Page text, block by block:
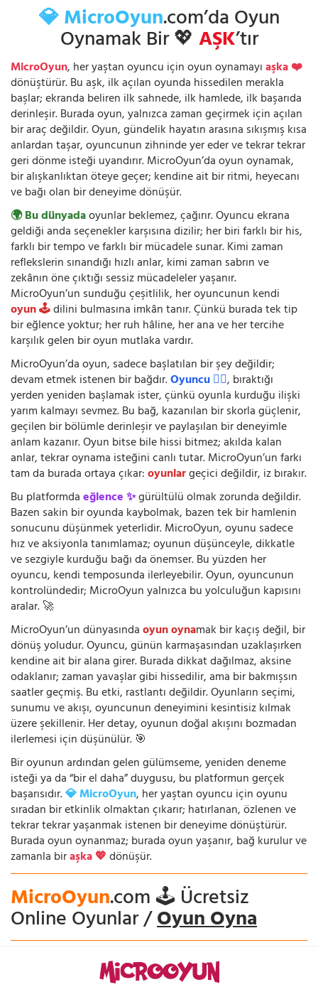
💎 MicroOyun.com’da Oyun
Oynamak Bir 💖AŞK’tır
MicroOyun, her yaştan oyuncu için oyun oynamayıaşka ❤️
dönüştürür. Bu aşk, ilk açılan oyunda hissedilen merakla
başlar; ekranda beliren ilk sahnede, ilk hamlede, ilk başarıda
derinleşir. Burada oyun, yalnızca zaman geçirmek için açılan
bir araç değildir. Oyun, gündelik hayatın arasına sıkışmış kısa
anlardan taşar, oyuncunun zihninde yer eder ve tekrar tekrar
geri dönme isteği uyandırır. MicroOyun’da oyun oynamak,
bir alışkanlıktan öteye geçer; kendine ait bir ritmi, heyecanı
ve bağı olan bir deneyime dönüşür.
🌍 Bu dünyadaoyunlar beklemez, çağırır. Oyuncu ekrana
geldiği anda seçenekler karşısına dizilir; her biri farklı bir his,
farklı bir tempo ve farklı bir mücadele sunar. Kimi zaman
reflekslerin sınandığı hızlı anlar, kimi zaman sabrın ve
zekânın öne çıktığı sessiz mücadeleler yaşanır.
MicroOyun’un sunduğu çeşitlilik, her oyuncunun kendi
oyun 🕹️dilini bulmasına imkân tanır. Çünkü burada tek tip
bir eğlence yoktur; her ruh hâline, her ana ve her tercihe
karşılık gelen bir oyun mutlaka vardır.
MicroOyun’da oyun, sadece başlatılan bir şey değildir;
devam etmek istenen bir bağdır.Oyuncu 🧍‍♂️, bıraktığı
yerden yeniden başlamak ister, çünkü oyunla kurduğu ilişki
yarım kalmayı sevmez. Bu bağ, kazanılan bir skorla güçlenir,
geçilen bir bölümle derinleşir ve paylaşılan bir deneyimle
anlam kazanır. Oyun bitse bile hissi bitmez; akılda kalan
anlar, tekrar oynama isteğini canlı tutar. MicroOyun’un farkı
tam da burada ortaya çıkar:oyunlargeçici değildir, iz bırakır.
Bu platformdaeğlence ✨gürültülü olmak zorunda değildir.
Bazen sakin bir oyunda kaybolmak, bazen tek bir hamlenin
sonucunu düşünmek yeterlidir. MicroOyun, oyunu sadece
hız ve aksiyonla tanımlamaz; oyunun düşünceyle, dikkatle
ve sezgiyle kurduğu bağı da önemser. Bu yüzden her
oyuncu, kendi temposunda ilerleyebilir. Oyun, oyuncunun
kontrolündedir; MicroOyun yalnızca bu yolculuğun kapısını
aralar. 🚀
MicroOyun’un dünyasındaoyun oynamak bir kaçış değil, bir
dönüş yoludur. Oyuncu, günün karmaşasından uzaklaşırken
kendine ait bir alana girer. Burada dikkat dağılmaz, aksine
odaklanır; zaman yavaşlar gibi hissedilir, ama bir bakmışsın
saatler geçmiş. Bu etki, rastlantı değildir. Oyunların seçimi,
sunumu ve akışı, oyuncunun deneyimini kesintisiz kılmak
üzere şekillenir. Her detay, oyunun doğal akışını bozmadan
ilerlemesi için düşünülür. 🎯
Bir oyunun ardından gelen gülümseme, yeniden deneme
isteği ya da “bir el daha” duygusu, bu platformun gerçek
başarısıdır.💎 MicroOyun, her yaştan oyuncu için oyunu
sıradan bir etkinlik olmaktan çıkarır; hatırlanan, özlenen ve
tekrar tekrar yaşanmak istenen bir deneyime dönüştürür.
Burada oyun oynanmaz; burada oyun yaşanır, bağ kurulur ve
zamanla biraşka 💖dönüşür.
MicroOyun.com 🕹️ Ücretsiz
Online Oyunlar /Oyun Oyna